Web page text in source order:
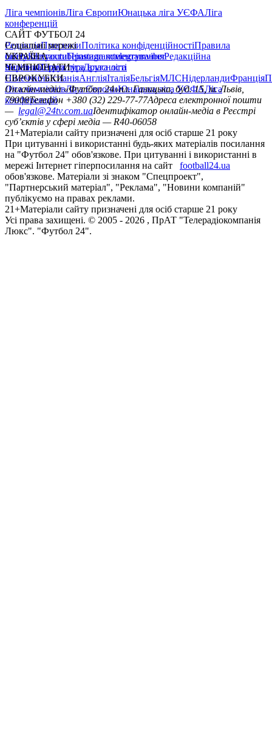
Ліга чемпіонівЛіга ЄвропиЮнацька ліга УЄФАЛіга
конференцій
САЙТ ФУТБОЛ 24
РедакціяПрогнозиПолітика конфіденційностіПравила
сайтуКонтактиПравила коментуванняРедакційна
політикаСтруктура власності
Соціальні мережі
facebookxyoutubeinstagramtelegramviber
УКРАЇНА
УкраїнаПерша лігаДруга ліга
ЧЕМПІОНАТИ
НімеччинаІспаніяАнгліяІталіяБельгіяМЛСНідерландиФранція
ЄВРОКУБКИ
Ліга чемпіонівЛіга ЄвропиЮнацька ліга УЄФАЛіга
конференцій
Онлайн-медіа «Футбол 24»пл. Галицька, буд. 15, м. Львів,
79008Телефон +380 (32) 229-77-77Адреса електронної пошти
— legal@24tv.com.uaІдентифікатор онлайн-медіа в Реєстрі
суб’єктів у сфері медіа — R40-06058
21+Матеріали сайту призначені для осіб старше 21 року
При цитуванні і використанні будь-яких матеріалів посилання
на "Футбол 24" обов'язкове. При цитуванні і використанні в
мережі Інтернет гіперпосилання на сайт
football24.ua
обов'язкове. Матеріали зі знаком "Спецпроект",
"Партнерський матеріал", "Реклама", "Новини компаній"
публікуємо на правах реклами.
21+Матеріали сайту призначені для осіб старше 21 року
Усi права захищенi. © 2005 - 2026 , ПрАТ "Телерадіокомпанія
Люкс". "Футбол 24".